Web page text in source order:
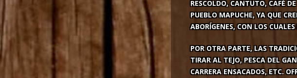
RESCOLDO, CANTUTO, CAFÉ
PUEBLO MAPUCHE, YA QUE
ABORÍGENES, CON LOS
POR OTRA PARTE, LAS
TIRAR AL TEJO, PESCA DEL
CARRERA ENSACADOS, ETC.